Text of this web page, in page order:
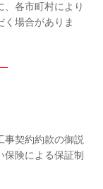
各市町村により
く場合がありま
契約約款の御説
保険による保証制